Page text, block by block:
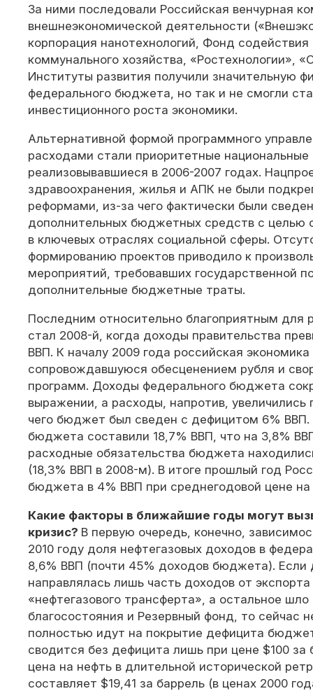
За ними последовали Российская венчурная
внешнеэкономической деятельности
корпорация нанотехнологий, Фонд
коммунального хозяйства, «Ростехнологии»,
Институты развития получили значительную
федерального бюджета, но так и не смогли
инвестиционного роста экономики.
Альтернативной формой программного
расходами стали приоритетные национальные
реализовывавшиеся в 2006-2007 годах.
здравоохранения, жилья и АПК не были
реформами, из-за чего фактически были
дополнительных бюджетных средств с целью
в ключевых отраслях социальной сферы.
формированию проектов приводило к
мероприятий, требовавших государственной
дополнительные бюджетные траты.
Последним относительно благоприятным для
стал 2008-й, когда доходы правительства
ВВП. К началу 2009 года российская
сопровождавшуюся обесценением рубля и
программ. Доходы федерального бюджета
выражении, а расходы, напротив, увеличились
чего бюджет был сведен с дефицитом 6% ВВП.
бюджета составили 18,7% ВВП, что на 3,8%
расходные обязательства бюджета
(18,3% ВВП в 2008-м). В итоге прошлый год
бюджета в 4% ВВП при среднегодовой цене
Какие факторы в ближайшие годы могут
кризис? В первую очередь, конечно,
2010 году доля нефтегазовых доходов в
8,6% ВВП (почти 45% доходов бюджета).
направлялась лишь часть доходов от
«нефтегазового трансферта», а остальное
благосостояния и Резервный фонд, то сейчас
полностью идут на покрытие дефицита
сводится без дефицита лишь при цене $100 за
цена на нефть в длительной исторической
составляет $19,41 за баррель (в ценах 2000